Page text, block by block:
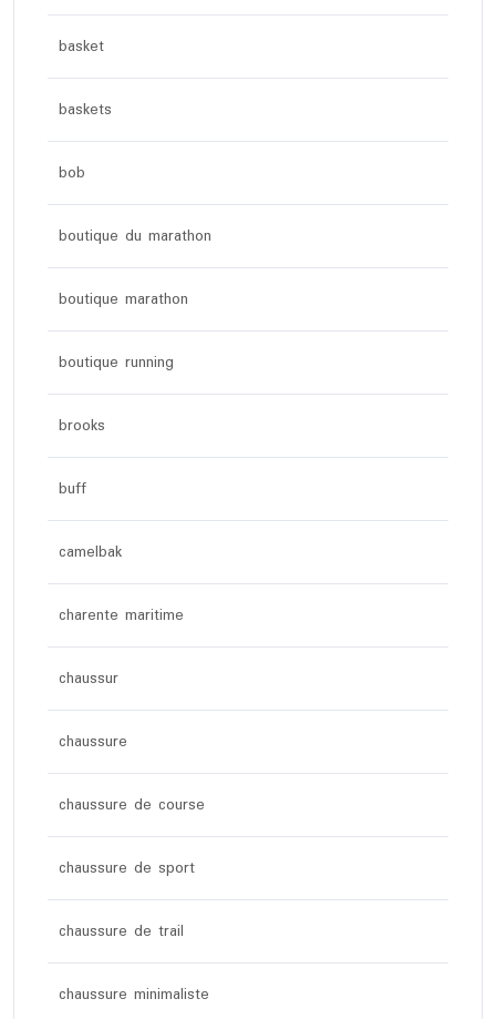
basket
baskets
bob
boutique du marathon
boutique marathon
boutique running
brooks
buff
camelbak
charente maritime
chaussur
chaussure
chaussure de course
chaussure de sport
chaussure de trail
chaussure minimaliste